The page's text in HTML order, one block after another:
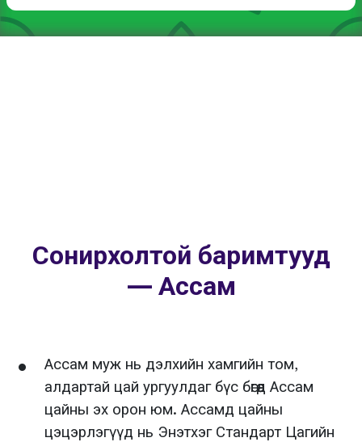
Сонирхолтой баримтууд
— Ассам
Ассам муж нь дэлхийн хамгийн том,
алдартай цай ургуулдаг бүс бөгөөд Ассам
цайны эх орон юм. Ассамд цайны
цэцэрлэгүүд нь Энэтхэг Стандарт Цагийн